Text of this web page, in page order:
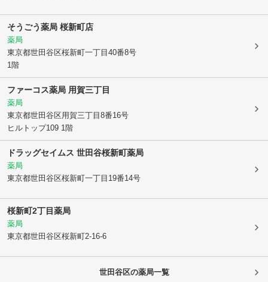
そうごう薬局 桜新町店
薬局
東京都世田谷区桜新町一丁目40番8号
1階
ファーコス薬局 用賀三丁目
薬局
東京都世田谷区用賀三丁目8番16号
ヒルトップ109 1階
ドラッグセイムス 世田谷桜新町薬局
薬局
東京都世田谷区桜新町一丁目19番14号
桜新町2丁目薬局
薬局
東京都世田谷区桜新町2-16-6
世田谷区の薬局一覧